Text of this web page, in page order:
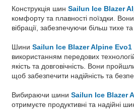
Конструкція шин Sailun Ice Blazer
комфорту та плавності поїздки.
вібрації, забезпечуючи більш тихе
Шини Sailun Ice Blazer Alpine Evo1
використанням передових
якість та довговічність. Вони
щоб забезпечити надійність та
Вибираючи шини Sailun Ice Blazer
отримуєте продуктивні та надійні